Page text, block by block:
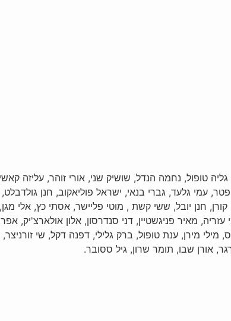
טופול, נחמה הנדל, שושיק שני, אורי זוהר, עליזה
עמי גלעד, גברי בנאי, ישראל פוליאקוב, חנן
חנן יובל, ששי קשת , מוטי פליישר, אסתי כץ, אלי
מאיר פניגשטיין, דני סנדרסון, אלון
מירן, ענת טופול, ברק גלילי, דפנה דקל, שי זורניצר,
אורן שבו, תומר שרון, גיל ססובר.